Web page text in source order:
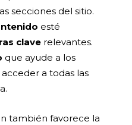
secciones del sitio.
esté
clave relevantes.
que ayude a los
a todas las
también favorece la